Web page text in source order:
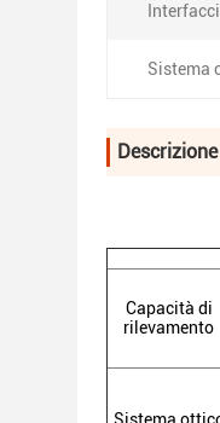
Sistema
Capacità di
rilevamento